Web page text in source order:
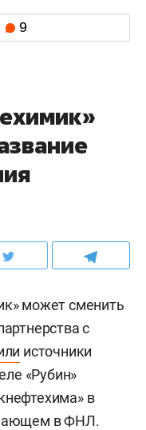
9
может сменить
с
источники
«Рубин»
в
в ФНЛ.